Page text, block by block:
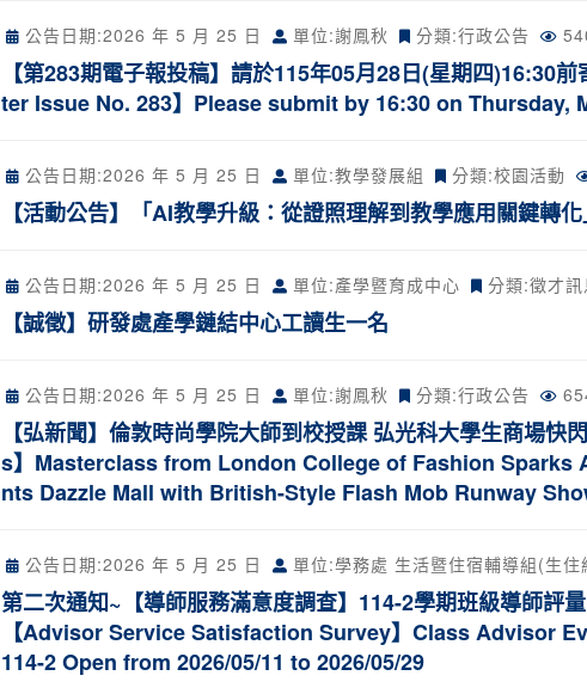
公告日期:2026 年 5 月 25 日 單位:謝鳳秋 分類:行政公告
【第283期電子報投稿】請於115年05月28日(星期四
ter Issue No. 283】Please submit by 16:30 on Thursday,
公告日期:2026 年 5 月 25 日 單位:教學發展組 分類:校園活動
【活動公告】「AI教學升級：從證照理解到教學應用關鍵轉化
公告日期:2026 年 5 月 25 日 單位:產學暨育成中心 分類:徵才訊
【誠徵】研發處產學鏈結中心工讀生一名
公告日期:2026 年 5 月 25 日 單位:謝鳳秋 分類:行政公告
【弘新聞】倫敦時尚學院大師到校授課 弘光科大學生商場
s】Masterclass from London College of Fashion
nts Dazzle Mall with British-Style Flash Mob Runway
公告日期:2026 年 5 月 25 日 單位:學務處 生活暨住宿輔導組(生住
第二次通知~【導師服務滿意度調查】114-2學期班級導師評
【Advisor Service Satisfaction Survey】Class Advisor
114-2 Open from 2026/05/11 to 2026/05/29